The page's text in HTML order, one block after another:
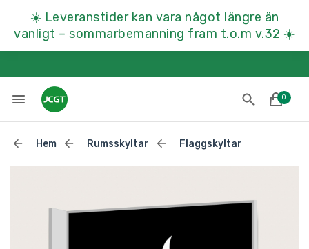
☀️ Leveranstider kan vara något längre än
vanligt – sommarbemanning fram t.o.m v.32 ☀️
0
Hem Rumsskyltar Flaggskyltar